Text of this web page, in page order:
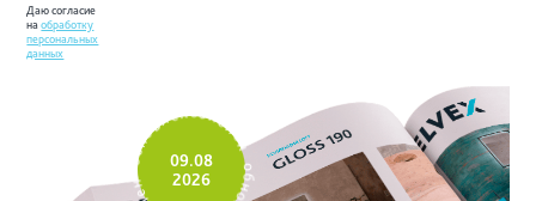
Даю согласие
наобработку
персональных
данных
обно
л
е
н
о
б
в
л
е
н
обновлен
09.08
2026